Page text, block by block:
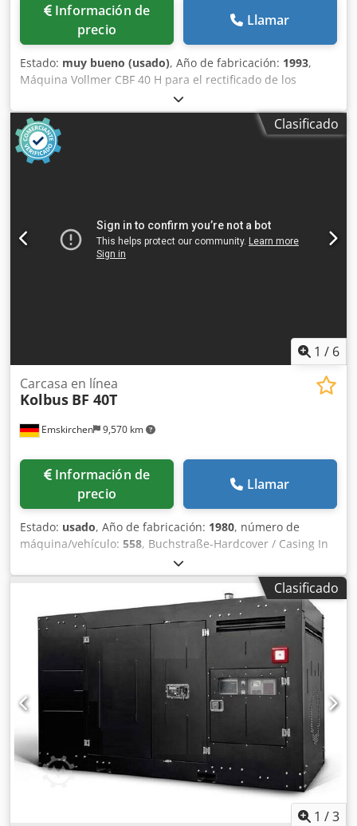
Información de
precio
Llamar
Estado: muy bueno (usado), Año de fabricación: 1993,
Máquina Vollmer CBF 40 H para el rectificado de los
flancos. Chedpfx Aszn Hawoidja
Clasificado
1 / 6
Emskirchen 9,570 km
Carcasa en línea
Kolbus BF 40T
Información de
precio
Llamar
Estado: usado, Año de fabricación: 1980, número de
máquina/vehículo: 558, Buchstraße-Hardcover / Casing In
Line Kolbus BF 40Año 1977 - Serial-No. 558 Formato /
Tamaño mín. 100x125mm - máx. 270x365mm Buchblock
Dicke / Grosor del bloque del libro 6 - 70mm Leistung /
Velocidad mecánica máx. hasta 40 Takte/min.Buchstraße
Ausstattung / Carcasa en línea consta de: Cjdpfenug Enjx
Aideha Fliessdreischneider / Recortadora de tres cuchillas
Wohlenberg modelo 44 Rundungsstation / Estación de
redondeo Hinterklebestation für Gaze Kapitalbandstation /
Estación de encintado de cabezas y colas y backlining
Deckenanleger / Estación de doblado de cajas
Falzeinbrennstation / Unidad de prensado Kolbus FE
Estaciones de prensado con formación de juntas calentada
Online-Video-Inspección por Skype-Video Estaremos
encantados de recibir su visita - más máquinas en Stock
Disponible inmediatamente - Puede ser inspeccionado En
Clasificado
1 /3